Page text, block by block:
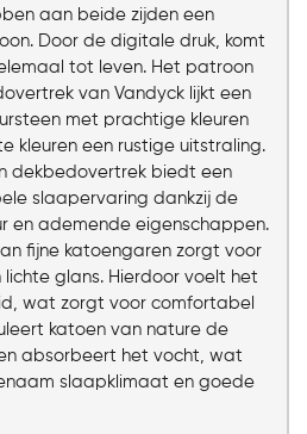
aan beide zijden een
Door de digitale druk, komt
tot leven. Het patroon
van Vandyck lijkt een
met prachtige kleuren
kleuren een rustige uitstraling.
dekbedovertrek biedt een
slaapervaring dankzij de
en ademende eigenschappen.
fijne katoengaren zorgt voor
glans. Hierdoor voelt het
wat zorgt voor comfortabel
katoen van nature de
absorbeert het vocht, wat
slaapklimaat en goede